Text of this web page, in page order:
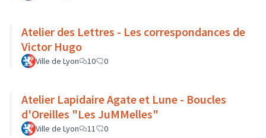
Atelier des Lettres - Les correspondances de
Victor Hugo
Ville de Lyon 10 0
Atelier Lapidaire Agate et Lune - Boucles
d'Oreilles "Les JuMMelles"
Ville de Lyon 11 0